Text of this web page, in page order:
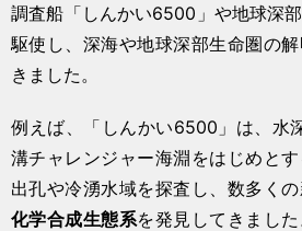
調査船「しんかい6500」や地球深
駆使し、深海や地球深部生命圏の
きました。
例えば、「しんかい6500」は、水
溝チャレンジャー海淵をはじめと
出孔や冷湧水域を探査し、数多く
化学合成生態系を発見してきまし